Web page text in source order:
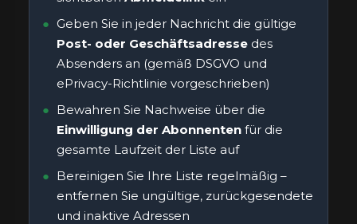
Geben Sie in jeder Nachricht die gültige
Post- oder Geschäftsadresse des
Absenders an (gemäß DSGVO und
ePrivacy-Richtlinie vorgeschrieben)
Bewahren Sie Nachweise über die
Einwilligung der Abonnenten für die
gesamte Laufzeit der Liste auf
Bereinigen Sie Ihre Liste regelmäßig –
entfernen Sie ungültige, zurückgesendete
und inaktive Adressen